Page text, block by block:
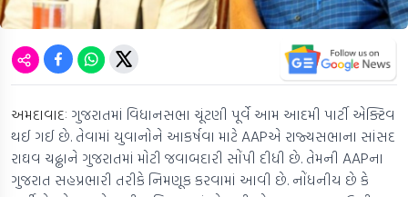
અમદાવાદઃ ગુજરાતમાં વિધાનસભા ચૂંટણી પૂર્વે આમ આદમી પાર્ટી એક્ટિવ
થઈ ગઈ છે. તેવામાં યુવાનોને આકર્ષવા માટે AAPએ રાજ્યસભાના સાંસદ
રાઘવ ચઢ્ઢાને ગુજરાતમાં મોટી જવાબદારી સોંપી દીધી છે. તેમની AAPના
ગુજરાત સહપ્રભારી તરીકે નિમણૂક કરવામાં આવી છે. નોંધનીય છે કે